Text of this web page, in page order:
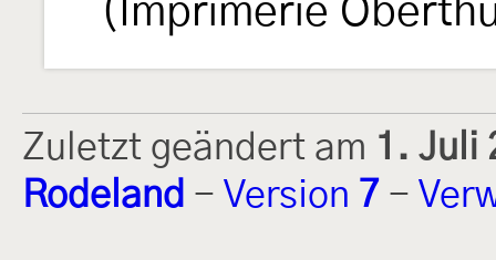
(Imprimerie
Zuletzt geändert am 1. Juli
Rodeland - Version 7 -